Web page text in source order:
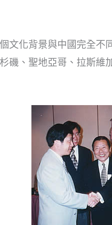
文化背景與中國完全
磯、聖地亞哥、拉斯